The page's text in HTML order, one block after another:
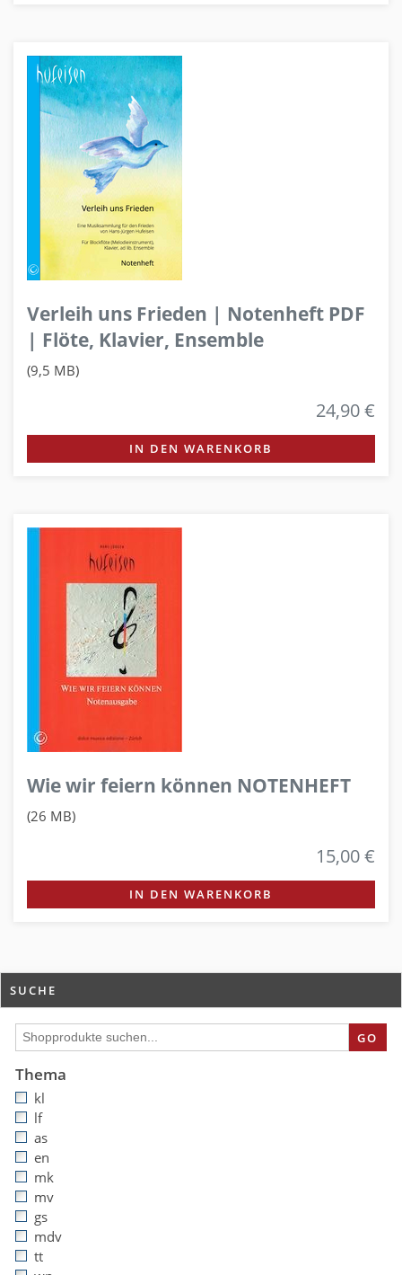
Verleih uns Frieden | Notenheft PDF
| Flöte, Klavier, Ensemble
(9,5 MB)
24,90 €
IN DEN WARENKORB
Wie wir feiern können NOTENHEFT
(26 MB)
15,00 €
IN DEN WARENKORB
SUCHE
GO
Thema
kl
lf
as
en
mk
mv
gs
mdv
tt